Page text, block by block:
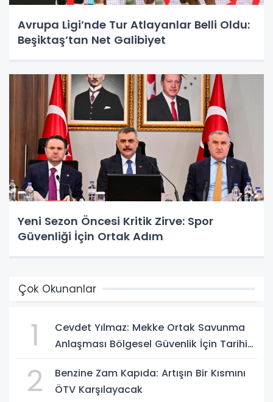
Avrupa Ligi’nde Tur Atlayanlar Belli Oldu:
Beşiktaş’tan Net Galibiyet
Yeni Sezon Öncesi Kritik Zirve: Spor
Güvenliği İçin Ortak Adım
Çok Okunanlar
1
Cevdet Yılmaz: Mekke Ortak Savunma
Anlaşması Bölgesel Güvenlik İçin Tarihi
2
Benzine Zam Kapıda: Artışın Bir Kısmını
ÖTV Karşılayacak